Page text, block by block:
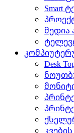
Smart
მედია
Desk